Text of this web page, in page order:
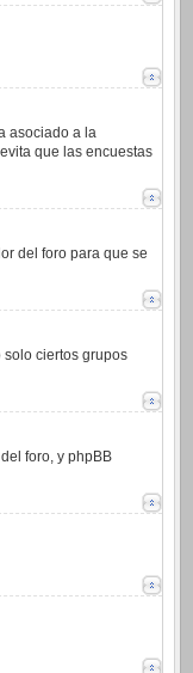
asociado a la
que las encuestas
del foro para que se
solo ciertos grupos
foro, y phpBB